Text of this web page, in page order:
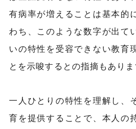
有病率が増えることは基本的
わち、このような数字が出て
いの特性を受容できない教育
とを示唆するとの指摘もありま
一人ひとりの特性を理解し、
育を提供することで、本人の